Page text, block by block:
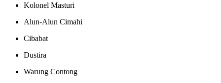
Kolonel Masturi
Alun-Alun Cimahi
Cibabat
Dustira
Warung Contong